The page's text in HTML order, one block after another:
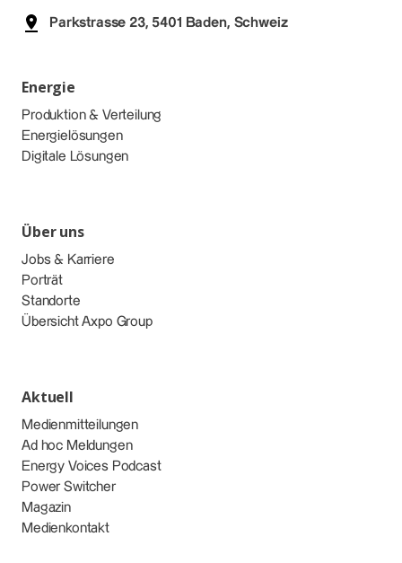
Parkstrasse 23, 5401 Baden, Schweiz
Energie
Produktion & Verteilung
Energielösungen
Digitale Lösungen
Über uns
Jobs & Karriere
Porträt
Standorte
Übersicht Axpo Group
Aktuell
Medienmitteilungen
Ad hoc Meldungen
Energy Voices Podcast
Power Switcher
Magazin
Medienkontakt